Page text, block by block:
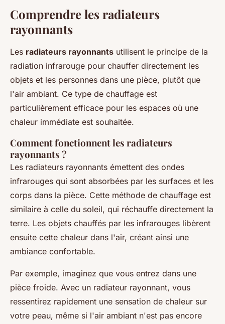
Comprendre les radiateurs
rayonnants
Les radiateurs rayonnants utilisent le principe de la
radiation infrarouge pour chauffer directement les
objets et les personnes dans une pièce, plutôt que
l'air ambiant. Ce type de chauffage est
particulièrement efficace pour les espaces où une
chaleur immédiate est souhaitée.
Comment fonctionnent les radiateurs
rayonnants ?
Les radiateurs rayonnants émettent des ondes
infrarouges qui sont absorbées par les surfaces et les
corps dans la pièce. Cette méthode de chauffage est
similaire à celle du soleil, qui réchauffe directement la
terre. Les objets chauffés par les infrarouges libèrent
ensuite cette chaleur dans l'air, créant ainsi une
ambiance confortable.
Par exemple, imaginez que vous entrez dans une
pièce froide. Avec un radiateur rayonnant, vous
ressentirez rapidement une sensation de chaleur sur
votre peau, même si l'air ambiant n'est pas encore